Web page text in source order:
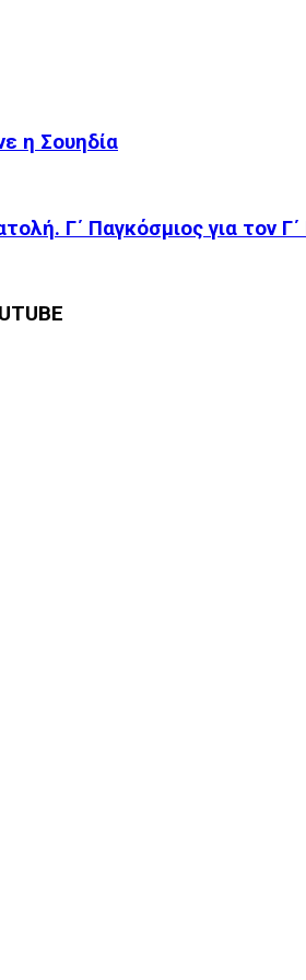
η Σουηδία
Γ΄ Παγκόσμιος για τον